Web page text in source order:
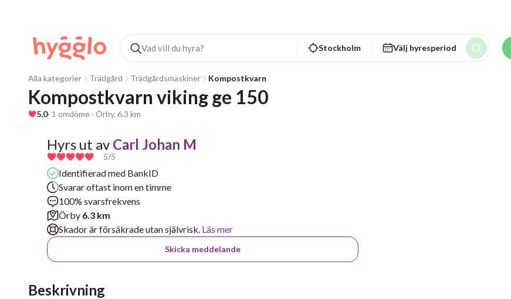
Stockholm Välj hyresperiod
Alla kategorier Trädgård Trädgårdsmaskiner Kompostkvarn
Kompostkvarn viking ge 150
5,0· 1 omdöme · Örby, 6.3 km
Hyrs ut av Carl Johan M
5/5
Identifierad med BankID
Svarar oftast inom en timme
100% svarsfrekvens
Örby 6.3 km
Skador är försäkrade utan självrisk. Läs mer
Skicka meddelande
Beskrivning